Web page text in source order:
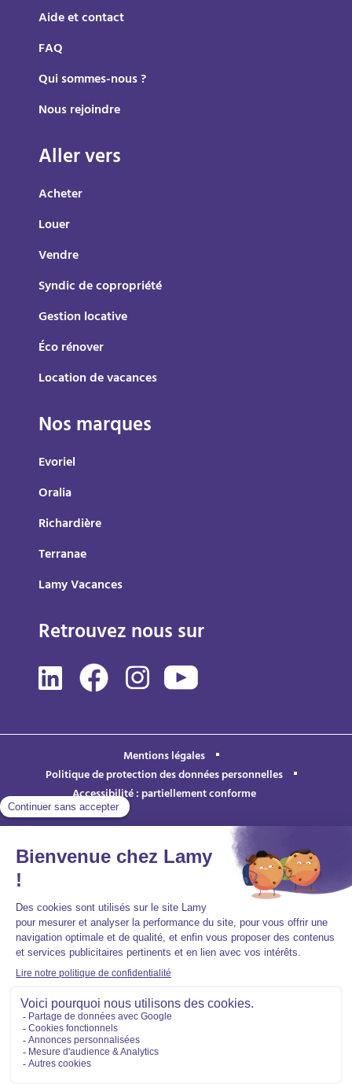
Aide et contact
FAQ
Qui sommes-nous ?
Nous rejoindre
Aller vers
Acheter
Louer
Vendre
Syndic de copropriété
Gestion locative
Éco rénover
Location de vacances
Nos marques
Evoriel
Oralia
Richardière
Terranae
Lamy Vacances
Retrouvez nous sur
Mentions légales
Politique de protection des données personnelles
Accessibilité : partiellement conforme